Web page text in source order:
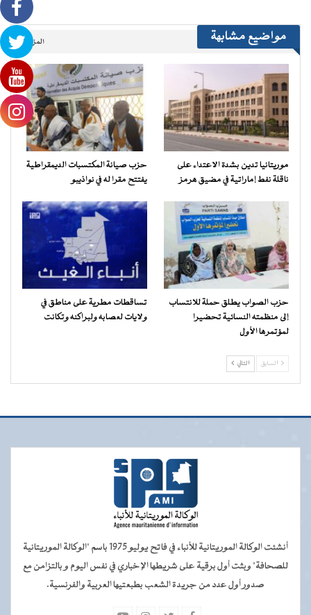
مواضيع مشابهة المزيد..
موريتانيا تدين بشدة الاعتداء على
ناقلة نفط إماراتية في مضيق هرمز
حزب صيانة المكتسبات الديمقراطية
يفتتح مقرا له في نواذيبو
حزب الصواب يطلق حملة للانتساب
إلى منظمته النسائية تحضيرا
لمؤتمرها الأول
تساقطات مطرية على مناطق في
ولايات لعصابه ولبراكنه وتكانت
السابق التالي
أنشئت الوكالة الموريتانية للأنباء في فاتح يوليو 1975 باسم "الوكالة الموريتانية
للصحافة" وبثت أول برقية على شريطها الإخباري في نفس اليوم و بالتزامن مع
صدور أول عدد من جريدة الشعب بطبعتيها العربية والفرنسية.